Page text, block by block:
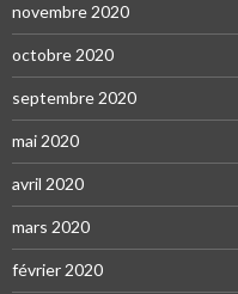
novembre 2020
octobre 2020
septembre 2020
mai 2020
avril 2020
mars 2020
février 2020